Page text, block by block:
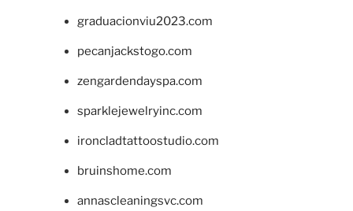
graduacionviu2023.com
pecanjackstogo.com
zengardendayspa.com
sparklejewelryinc.com
ironcladtattoostudio.com
bruinshome.com
annascleaningsvc.com